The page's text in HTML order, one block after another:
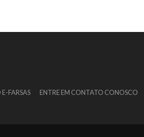
FARSAS ENTRE EM CONTATO CONOSCO